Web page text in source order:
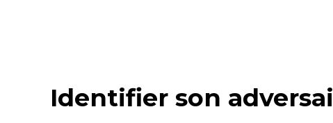
Identifier son